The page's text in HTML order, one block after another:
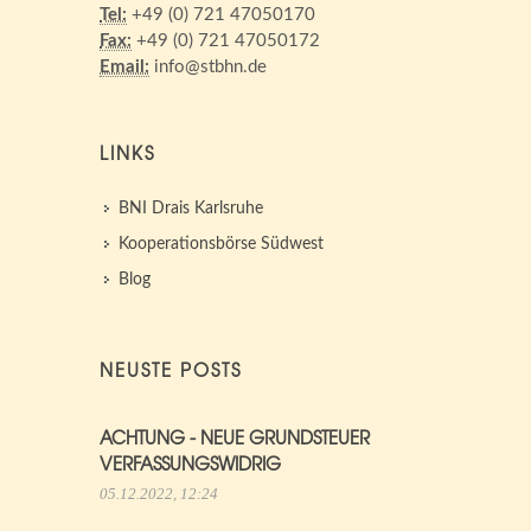
Tel: +49 (0) 721 47050170
Fax: +49 (0) 721 47050172
Email: info@stbhn.de
LINKS
BNI Drais Karlsruhe
Kooperationsbörse Südwest
Blog
NEUSTE POSTS
ACHTUNG - NEUE GRUNDSTEUER
VERFASSUNGSWIDRIG
05.12.2022, 12:24